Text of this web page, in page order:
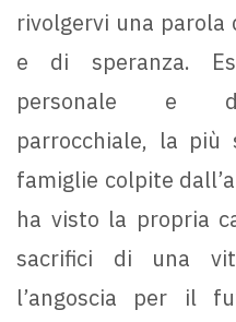
rivolgervi una parola
e di speranza.
personale e
parrocchiale, la più
famiglie colpite
ha visto la propria
sacrifici di una
l’angoscia per il